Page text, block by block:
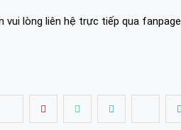
vui lòng liên hệ trực tiếp qua fanpage